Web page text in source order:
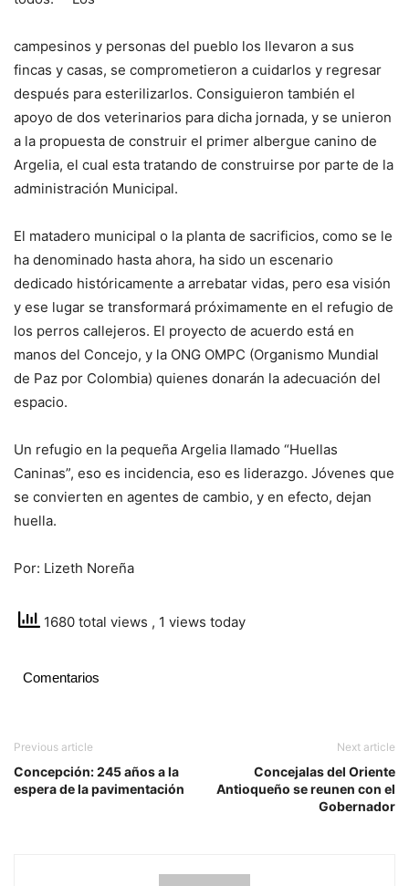
campesinos y personas del pueblo los llevaron a sus
fincas y casas, se comprometieron a cuidarlos y regresar
después para esterilizarlos. Consiguieron también el
apoyo de dos veterinarios para dicha jornada, y se unieron
a la propuesta de construir el primer albergue canino de
Argelia, el cual esta tratando de construirse por parte de la
administración Municipal.
El matadero municipal o la planta de sacrificios, como se le
ha denominado hasta ahora, ha sido un escenario
dedicado históricamente a arrebatar vidas, pero esa visión
y ese lugar se transformará próximamente en el refugio de
los perros callejeros. El proyecto de acuerdo está en
manos del Concejo, y la ONG OMPC (Organismo Mundial
de Paz por Colombia) quienes donarán la adecuación del
espacio.
Un refugio en la pequeña Argelia llamado “Huellas
Caninas”, eso es incidencia, eso es liderazgo. Jóvenes que
se convierten en agentes de cambio, y en efecto, dejan
huella.
Por: Lizeth Noreña
1680 total views , 1 views today
Comentarios
Previous article
Concepción: 245 años a la
espera de la pavimentación
Next article
Concejalas del Oriente
Antioqueño se reunen con el
Gobernador